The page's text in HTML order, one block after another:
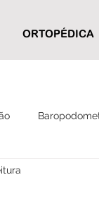
ORTOPÉDICA
Postural